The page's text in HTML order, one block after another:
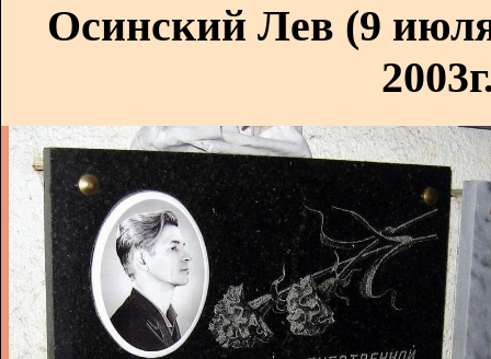
Осинский Лев (9 июля